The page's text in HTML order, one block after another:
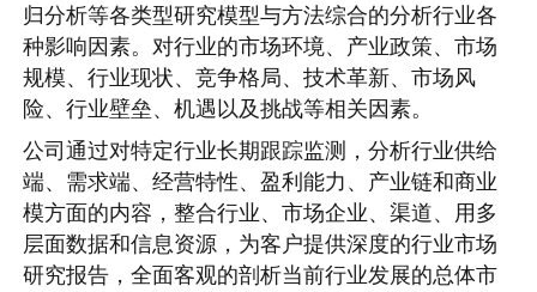
归分析等各类型研究模型与方法综合的分析行业各
种影响因素。对行业的市场环境、产业政策、市场
规模、行业现状、竞争格局、技术革新、市场风
险、行业壁垒、机遇以及挑战等相关因素。
公司通过对特定行业长期跟踪监测，分析行业供给
端、需求端、经营特性、盈利能力、产业链和商业
模方面的内容，整合行业、市场企业、渠道、用多
层面数据和信息资源，为客户提供深度的行业市场
研究报告，全面客观的剖析当前行业发展的总体市